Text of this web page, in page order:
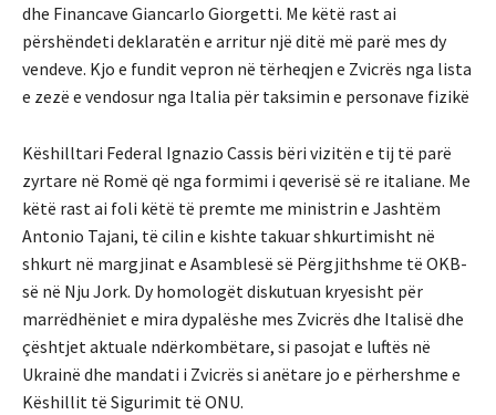
dhe Financave Giancarlo Giorgetti. Me këtë rast ai
përshëndeti deklaratën e arritur një ditë më parë mes dy
vendeve. Kjo e fundit vepron në tërheqjen e Zvicrës nga lista
e zezë e vendosur nga Italia për taksimin e personave fizikë
Këshilltari Federal Ignazio Cassis bëri vizitën e tij të parë
zyrtare në Romë që nga formimi i qeverisë së re italiane. Me
këtë rast ai foli këtë të premte me ministrin e Jashtëm
Antonio Tajani, të cilin e kishte takuar shkurtimisht në
shkurt në margjinat e Asamblesë së Përgjithshme të OKB-
së në Nju Jork. Dy homologët diskutuan kryesisht për
marrëdhëniet e mira dypalëshe mes Zvicrës dhe Italisë dhe
çështjet aktuale ndërkombëtare, si pasojat e luftës në
Ukrainë dhe mandati i Zvicrës si anëtare jo e përhershme e
Këshillit të Sigurimit të ONU.